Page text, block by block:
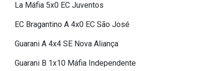
Processo Seletivo
Seletivo Simplificado
Concursos
La Máfia 5x0 EC Juventos
EC Bragantino A 4x0 EC São José
Guarani A 4x4 SE Nova Aliança
Guarani B 1x10 Máfia Independente